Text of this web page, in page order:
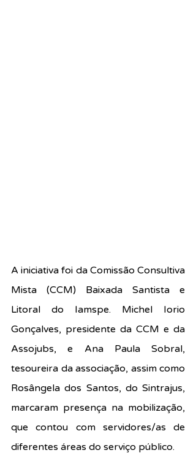
A iniciativa foi da Comissão Consultiva
Mista (CCM) Baixada Santista e
Litoral do Iamspe. Michel Iorio
Gonçalves, presidente da CCM e da
Assojubs, e Ana Paula Sobral,
tesoureira da associação, assim como
Rosângela dos Santos, do Sintrajus,
marcaram presença na mobilização,
que contou com servidores/as de
diferentes áreas do serviço público.